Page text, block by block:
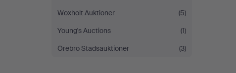
Woxholt Auktioner
(5)
Young's Auctions
(1)
Örebro Stadsauktioner
(3)